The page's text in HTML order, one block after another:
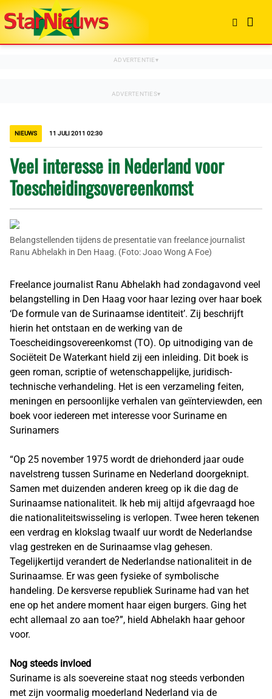
NIEUWS 11 JULI 2011 02:30
Veel interesse in Nederland voor
Toescheidingsovereenkomst
Belangstellenden tijdens de presentatie van freelance journalist
Ranu Abhelakh in Den Haag. (Foto: Joao Wong A Foe)
Freelance journalist Ranu Abhelakh had zondagavond veel
belangstelling in Den Haag voor haar lezing over haar boek
‘De formule van de Surinaamse identiteit’. Zij beschrijft
hierin het ontstaan en de werking van de
Toescheidingsovereenkomst (TO). Op uitnodiging van de
Sociëteit De Waterkant hield zij een inleiding. Dit boek is
geen roman, scriptie of wetenschappelijke, juridisch-
technische verhandeling. Het is een verzameling feiten,
meningen en persoonlijke verhalen van geïnterviewden, een
boek voor iedereen met interesse voor Suriname en
Surinamers
“Op 25 november 1975 wordt de driehonderd jaar oude
navelstreng tussen Suriname en Nederland doorgeknipt.
Samen met duizenden anderen kreeg op ik die dag de
Surinaamse nationaliteit. Ik heb mij altijd afgevraagd hoe
die nationaliteitswisseling is verlopen. Twee heren tekenen
een verdrag en klokslag twaalf uur wordt de Nederlandse
vlag gestreken en de Surinaamse vlag gehesen.
Tegelijkertijd verandert de Nederlandse nationaliteit in de
Surinaamse. Er was geen fysieke of symbolische
handeling. De kersverse republiek Suriname had van het
ene op het andere moment haar eigen burgers. Ging het
echt allemaal zo aan toe?”, hield Abhelakh haar gehoor
voor.
Nog steeds invloed
Suriname is als soevereine staat nog steeds verbonden
met zijn voormalig moederland Nederland via de